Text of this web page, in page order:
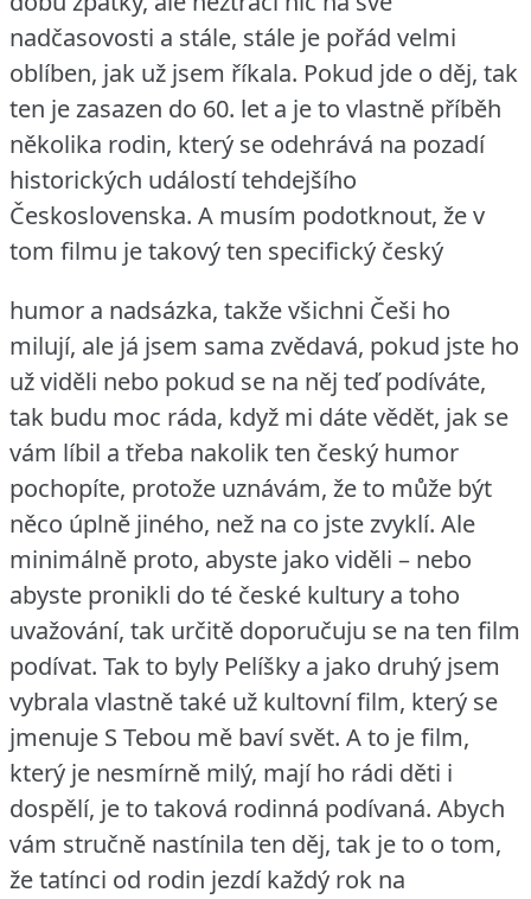
nadčasovosti a stále, stále je pořád velmi
oblíben, jak už jsem říkala. Pokud jde o děj, tak
ten je zasazen do 60. let a je to vlastně příběh
několika rodin, který se odehrává na pozadí
historických událostí tehdejšího
Československa. A musím podotknout, že v
tom filmu je takový ten specifický český
humor a nadsázka, takže všichni Češi ho
milují, ale já jsem sama zvědavá, pokud jste ho
už viděli nebo pokud se na něj teď podíváte,
tak budu moc ráda, když mi dáte vědět, jak se
vám líbil a třeba nakolik ten český humor
pochopíte, protože uznávám, že to může být
něco úplně jiného, než na co jste zvyklí. Ale
minimálně proto, abyste jako viděli – nebo
abyste pronikli do té české kultury a toho
uvažování, tak určitě doporučuju se na ten film
podívat. Tak to byly Pelíšky a jako druhý jsem
vybrala vlastně také už kultovní film, který se
jmenuje S Tebou mě baví svět. A to je film,
který je nesmírně milý, mají ho rádi děti i
dospělí, je to taková rodinná podívaná. Abych
vám stručně nastínila ten děj, tak je to o tom,
že tatínci od rodin jezdí každý rok na